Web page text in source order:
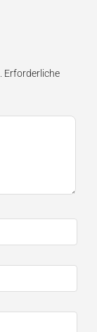
Erforderliche